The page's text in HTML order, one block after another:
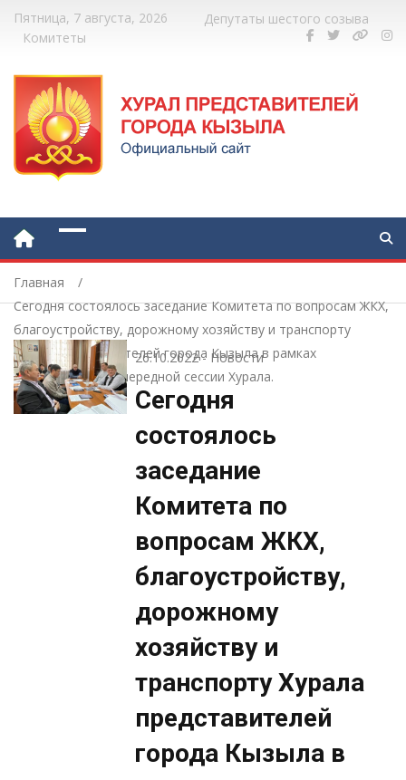
Пятница, 7 августа, 2026
Депутаты шестого созыва
Комитеты
Главная
Сегодня состоялось заседание Комитета по вопросам ЖКХ,
благоустройству, дорожному хозяйству и транспорту
Хурала представителей города Кызыла в рамках
проведения 3-й очередной сессии Хурала.
26.10.2022- Новости
Сегодня
состоялось
заседание
Комитета по
вопросам ЖКХ,
благоустройству,
дорожному
хозяйству и
транспорту Хурала
представителей
города Кызыла в